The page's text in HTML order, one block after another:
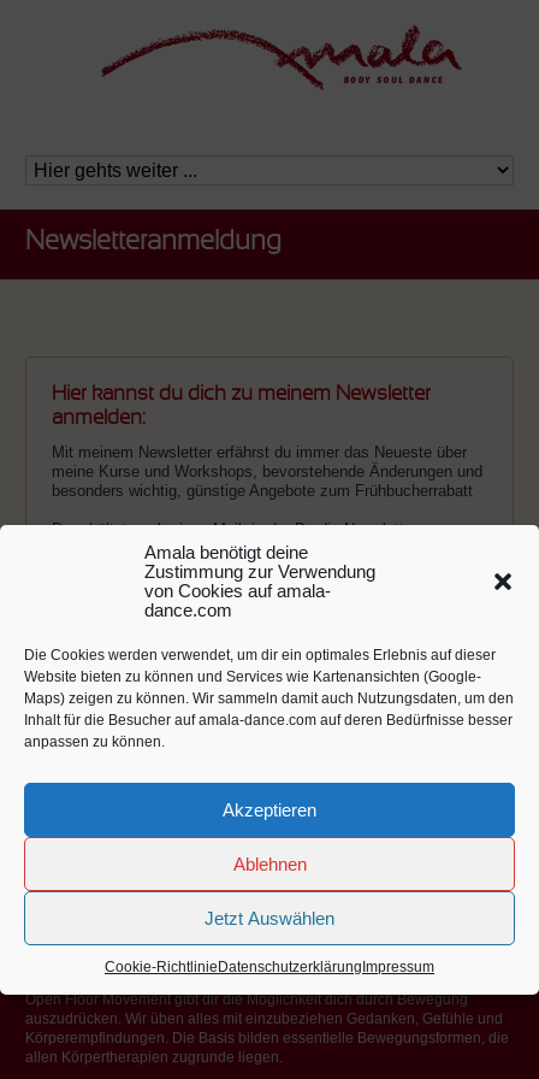
Amala benötigt deine
Zustimmung zur Verwendung
von Cookies auf amala-
dance.com
Die Cookies werden verwendet, um dir ein optimales Erlebnis auf dieser
Website bieten zu können und Services wie Kartenansichten (Google-
Maps) zeigen zu können. Wir sammeln damit auch Nutzungsdaten, um den
Inhalt für die Besucher auf amala-dance.com auf deren Bedürfnisse besser
anpassen zu können.
Akzeptieren
Ablehnen
Jetzt Auswählen
Cookie-Richtlinie Datenschutzerklärung Impressum
Newsletteranmeldung
Hier kannst du dich zu meinem Newsletter
anmelden:
Mit meinem Newsletter erfährst du immer das Neueste über
meine Kurse und Workshops, bevorstehende Änderungen und
besonders wichtig, günstige Angebote zum Frühbucherrabatt
Du erhältst noch eine eMail, in der Du die Newsletter-
Anmeldung bestätigen musst.
Ich mag Spam auch nicht und achte auf deine Privatsphäre!
Die Datenschutzerklärung findest duhier
Amala bietet 5Rhythmen® Kurse und Workshops in Stuttgart, München,
Karlsruhe, Seminarzentrum Sonnenstrahl Allgäu, Gut Helmeringen und
Amala’s Veranstaltungsort
Am Kriegsbergturm 37
Open Floor Movement gibt dir die Möglichkeit dich durch Bewegung
auszudrücken. Wir üben alles mit einzubeziehen Gedanken, Gefühle und
Körperempfindungen. Die Basis bilden essentielle Bewegungsformen, die
allen Körpertherapien zugrunde liegen.